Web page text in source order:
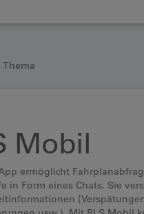
Thema
Mobil
ermöglicht
in Form eines Chats. Sie